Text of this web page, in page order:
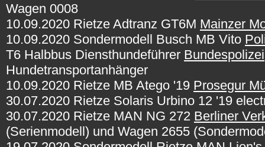
Wagen 0008
10.09.2020 Rietze Adtranz GT6M Mainzer
10.09.2020 Sondermodell Busch MB Vito
T6 Halbbus Diensthundeführer Bundespolizei
Hundetransportanhänger
10.09.2020 Rietze MB Atego '19 Prosegur
30.07.2020 Rietze Solaris Urbino 12 '19
30.07.2020 Rietze MAN NG 272 Berliner
(Serienmodell) und Wagen 2655